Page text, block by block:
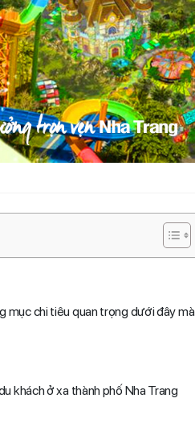
mục chi tiêu quan trọng dưới đây mà
khách ở xa thành phố Nha Trang